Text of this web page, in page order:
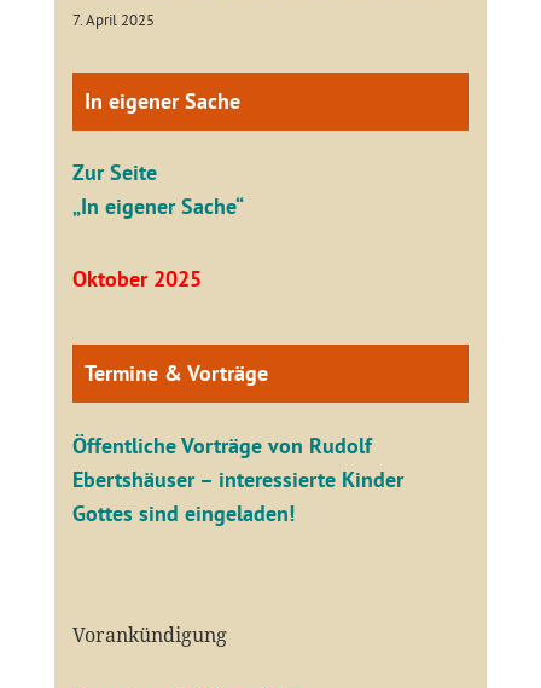
7. April 2025
In eigener Sache
Zur Seite
„In eigener Sache“
Oktober 2025
Termine & Vorträge
Öffentliche Vorträge von Rudolf
Ebertshäuser – interessierte Kinder
Gottes sind eingeladen!
Vorankündigung